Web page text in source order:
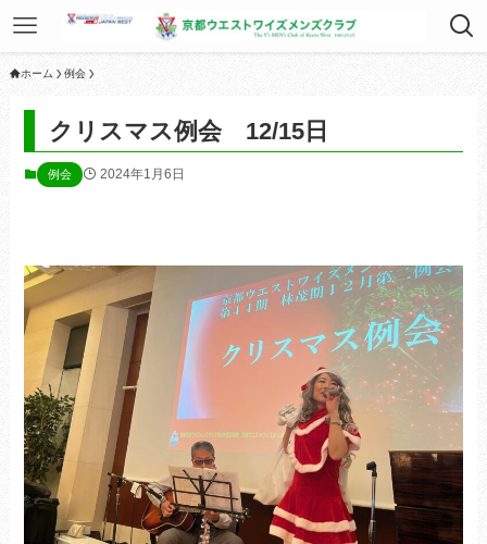
ホーム 例会
クリスマス例会 12/15日
例会 2024年1月6日